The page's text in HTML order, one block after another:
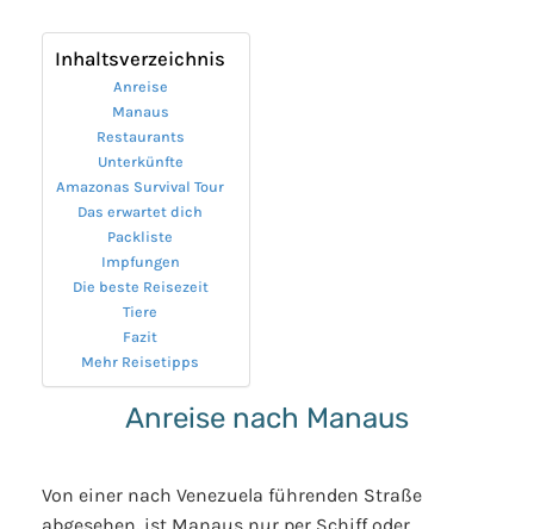
Inhaltsverzeichnis
Anreise
Manaus
Restaurants
Unterkünfte
Amazonas Survival Tour
Das erwartet dich
Packliste
Impfungen
Die beste Reisezeit
Tiere
Fazit
Mehr Reisetipps
Anreise nach Manaus
Von einer nach Venezuela führenden Straße
abgesehen, ist Manaus nur per Schiff oder